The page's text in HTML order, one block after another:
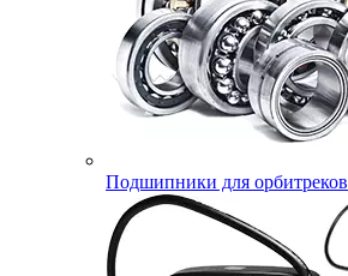
Подшипники для орбитреков